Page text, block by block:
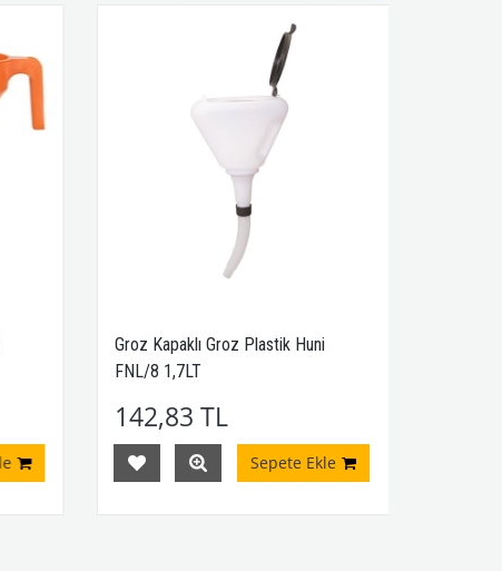
Groz Kapaklı Groz Plastik Huni
FNL/8 1,7LT
142,83 TL
Sepete Ekle